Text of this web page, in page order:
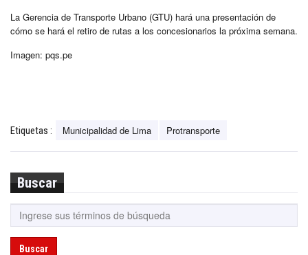
La Gerencia de Transporte Urbano (GTU) hará una presentación de
cómo se hará el retiro de rutas a los concesionarios la próxima semana.
Imagen: pqs.pe
Etiquetas : Municipalidad de Lima Protransporte
Buscar
Buscar